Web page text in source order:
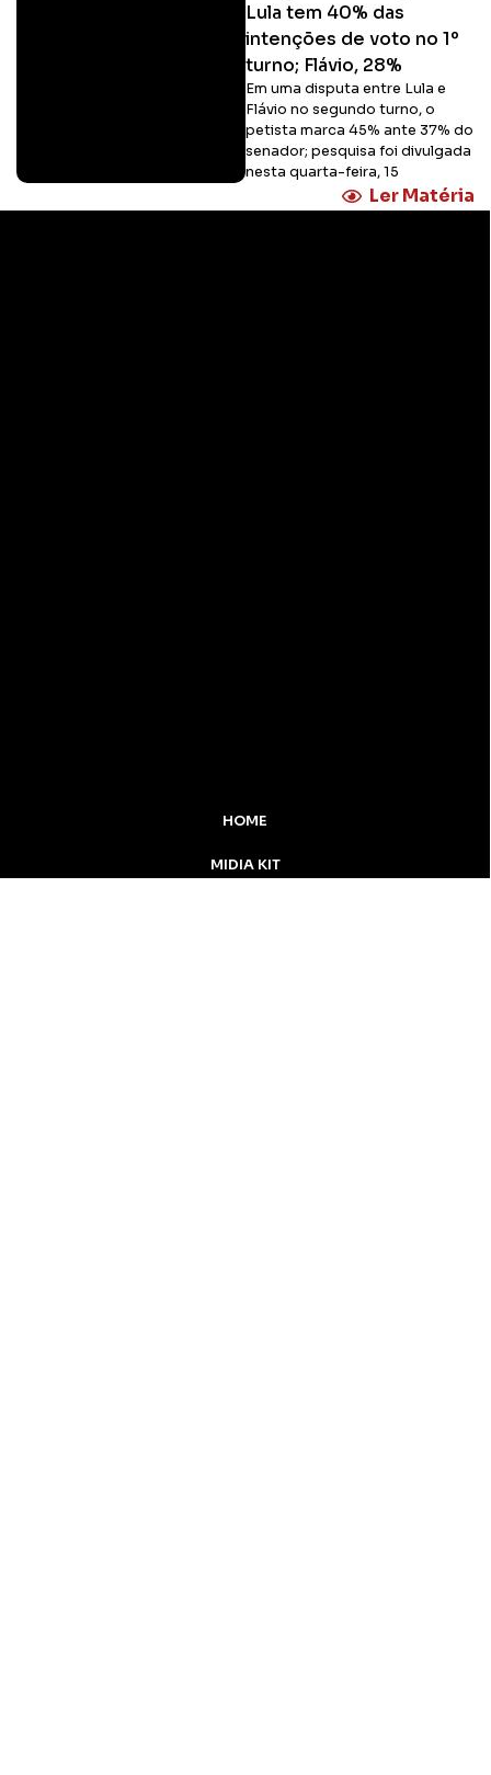
Lula tem 40% das
intenções de voto no 1º
turno; Flávio, 28%
Em uma disputa entre Lula e
Flávio no segundo turno, o
petista marca 45% ante 37% do
senador; pesquisa foi divulgada
nesta quarta-feira, 15
Ler Matéria
HOME
MIDIA KIT